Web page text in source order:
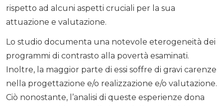
rispetto ad alcuni aspetti cruciali per la sua
attuazione e valutazione.
Lo studio documenta una notevole eterogeneità dei
programmi di contrasto alla povertà esaminati.
Inoltre, la maggior parte di essi soffre di gravi carenze
nella progettazione e/o realizzazione e/o valutazione.
Ciò nonostante, l’analisi di queste esperienze dona